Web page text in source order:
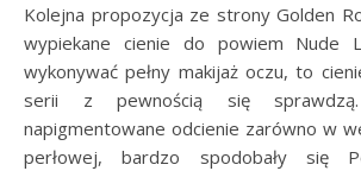
Kolejna propozycja ze strony Golden
wypiekane cienie do powiem Nude
wykonywać pełny makijaż oczu, to
serii z pewnością się
napigmentowane odcienie zarówno w
perłowej, bardzo spodobały się